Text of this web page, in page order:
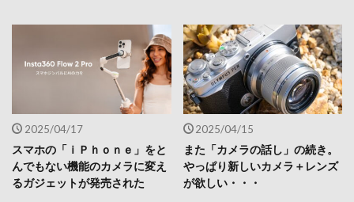
2025/04/17
スマホの「ｉＰｈｏｎｅ」をと
んでもない機能のカメラに変え
るガジェットが発売された
2025/04/15
また「カメラの話し」の続き。
やっぱり新しいカメラ＋レンズ
が欲しい・・・